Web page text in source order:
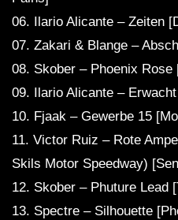
06. Ilario Alicante – Zeiten
07. Zakari & Blange –
08. Skober – Phoenix Rose
09. Ilario Alicante –
10. Fjaak – Gewerbe 15
11. Victor Ruiz – Rote
Skils Motor Speedway)
12. Skober – Phuture Lead
13. Spectre – Silhouette